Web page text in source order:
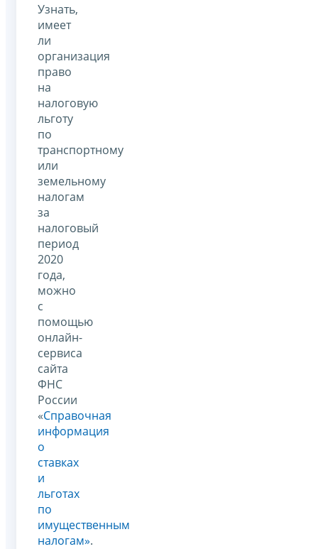
Узнать,
имеет
ли
организация
право
на
налоговую
льготу
по
транспортному
или
земельному
налогам
за
налоговый
период
2020
года,
можно
с
помощью
онлайн-
сервиса
сайта
ФНС
России
«Справочная
информация
о
ставках
и
льготах
по
имущественным
налогам».